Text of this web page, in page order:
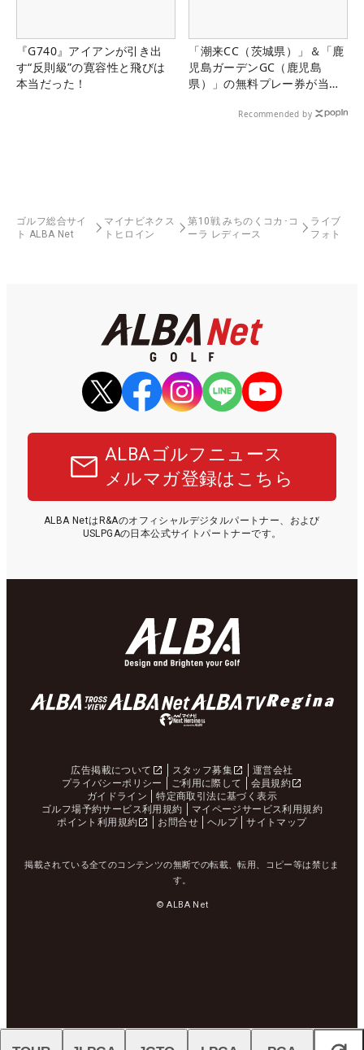
『G740』アイアンが引き出
す“反則級”の寛容性と飛びは
本当だった！
「潮来CC（茨城県）」＆「鹿
児島ガーデンGC（鹿児島
県）」の無料プレー券が当た
Recommended by
ゴルフ総合サイ
ト ALBA Net
マイナビネクス
トヒロイン
第10戦 みちのくコカ･コ
ーラ レディース
ライブ
フォト
ALBAゴルフニュース
メルマガ登録はこちら
ALBA NetはR&Aのオフィシャルデジタルパートナー、および
USLPGAの日本公式サイトパートナーです。
広告掲載について スタッフ募集
運営会社
プライバシーポリシー
ご利用に際して
会員規約
ガイドライン
特定商取引法に基づく表示
ゴルフ場予約サービス利用規約
マイページサービス利用規約
ポイント利用規約
お問合せ ヘルプ サイトマップ
掲載されている全てのコンテンツの無断での転載、転用、コピー等は禁じま
す。
© ALBA Net